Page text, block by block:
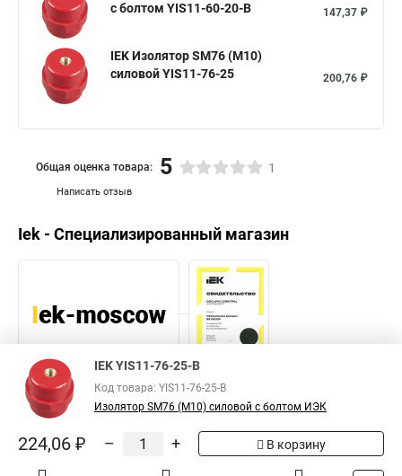
с болтом YIS11-60-20-B
147,37 ₽
IEK Изолятор SM76 (М10)
силовой YIS11-76-25
200,76 ₽
Написать отзыв
Общая оценка товара: 5 1
Iek - Специализированный магазин
Каталог Оплата Доставка Контакты
IEK YIS11-76-25-B
Код товара: YIS11-76-25-B
Изолятор SM76 (М10) силовой с болтом ИЭК
224,06 ₽ – + В корзину